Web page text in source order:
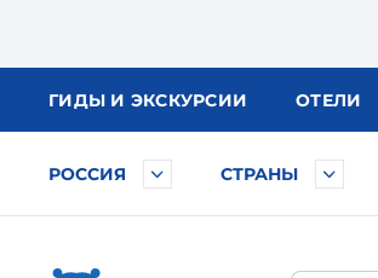
ГИДЫ И ЭКСКУРСИИ ОТЕЛИ
РОССИЯ СТРАНЫ